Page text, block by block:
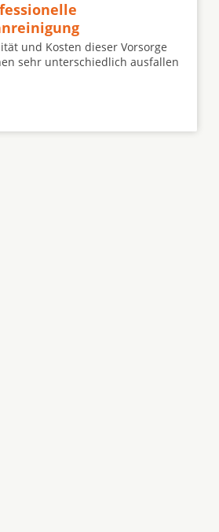
und Kosten dieser Vorsorge
sehr unterschiedlich ausfallen